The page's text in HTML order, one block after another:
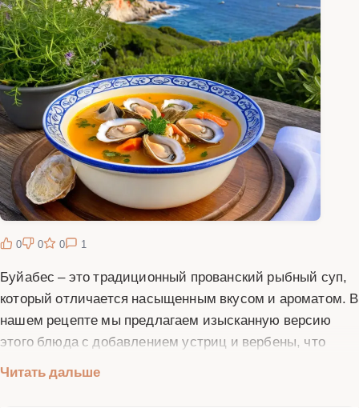
0 0 0 1
Буйабес – это традиционный прованский рыбный суп,
который отличается насыщенным вкусом и ароматом. В
нашем рецепте мы предлагаем изысканную версию
этого блюда с добавлением устриц и вербены, что
устрицами и вербеной – это настоящее кулинарное
Читать дальше